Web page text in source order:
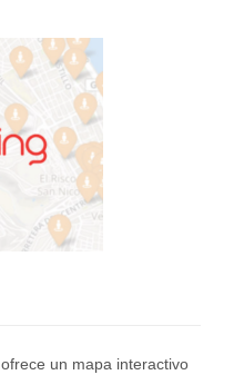
un mapa interactivo